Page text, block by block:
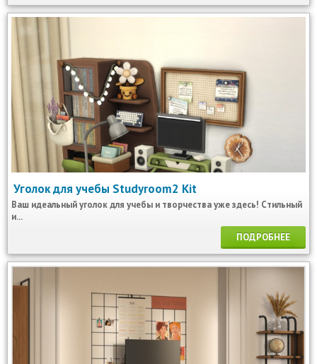
Уголок для учебы Studyroom2 Kit
Ваш идеальный уголок для учебы и творчества уже здесь! Cтильный
и...
ПОДРОБНЕЕ